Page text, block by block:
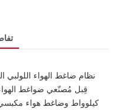
نظام ضاغط الهواء اللولبي
كيلوواط وضاغط هواء مكبسي